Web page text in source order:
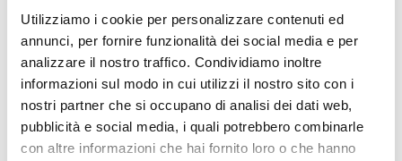
Utilizziamo i cookie per personalizzare contenuti ed
annunci, per fornire funzionalità dei social media e per
analizzare il nostro traffico. Condividiamo inoltre
informazioni sul modo in cui utilizzi il nostro sito con i
nostri partner che si occupano di analisi dei dati web,
pubblicità e social media, i quali potrebbero combinarle
con altre informazioni che hai fornito loro o che hanno
€ 149,99
€ 127,49
€ 129,95
€ 110,46